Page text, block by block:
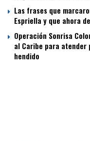
Las frases que
Espriella y que ahora
Operación Sonrisa
al Caribe para
hendido